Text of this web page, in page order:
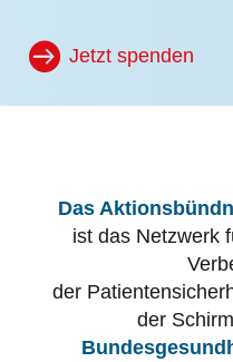
Jetzt spenden
Das
ist das Netzwerk
der
der